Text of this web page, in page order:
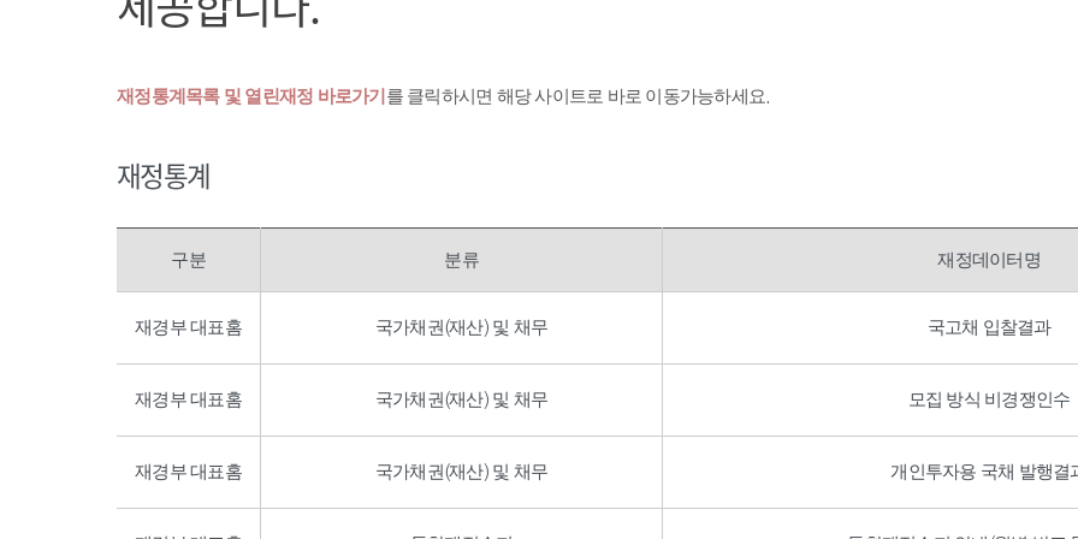
재정통계목록 및 열린재정 바로가기 를 클릭하시면 해당 사이트로 바로 이동가능하세요.
재정통계
구분 분류 재정데이터명
재경부 대표홈 국가채권(재산) 및 채무 국고채 입찰결과
재경부 대표홈 국가채권(재산) 및 채무 모집 방식 비경쟁인수
재경부 대표홈 국가채권(재산) 및 채무 개인투자용 국채 발행결